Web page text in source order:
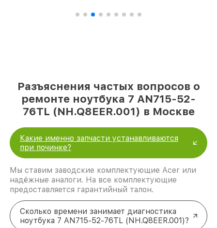
Разъяснения частых вопросов о
ремонте ноутбука 7 AN715-52-
76TL (NH.Q8EER.001) в Москве
Какие именно запчасти устанавливаются
при починке?
Мы ставим заводские комплектующие Acer или
надёжные аналоги. На все комплектующие
предоставляется гарантийный талон.
Сколько времени занимает диагностика
ноутбука 7 AN715-52-76TL (NH.Q8EER.001)?